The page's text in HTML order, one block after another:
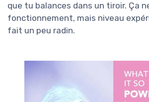
que tu balances dans un tiroir. Ça
fonctionnement, mais niveau
fait un peu radin.